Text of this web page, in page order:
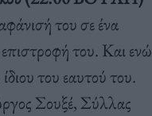
του σε ένα
του. Και ενώ
του εαυτού του.
Σουξέ, Σύλλας